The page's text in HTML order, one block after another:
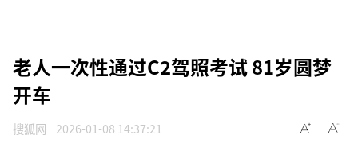
老人一次性通过C2驾照考试 81岁圆梦
开车
搜狐网 2026-01-08 14:37:21